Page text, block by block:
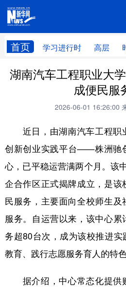
首页 学习进行时 高层
网站地图
学习进行时 高层
财经
科技 科创
文化
法律 中央文件
食品 人居
学术中国 乡村振兴
城市 旅游
彩票 娱乐
湖南汽车工程职业大
成便民服
2026-06-01 16:26:00
近日，由湖南汽车工程职
创新创业实践平台——株洲驰
心，已平稳运营满两个月。该
企合作区正式揭牌成立，是
民服务，主要面向全校师生
服务。自运营以来，该中心
务超80台次，成为该校推进
教育、践行志愿服务育人的特色
据介绍，中心常态化提供